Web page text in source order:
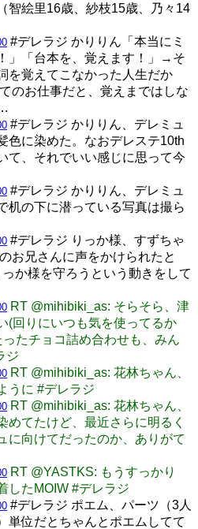
智絵里16歳、紗枝15歳、乃々14
#デレラジ かりりん「本当にミ
」「台本を、覚えます！」→そ
を覚えてこなかった人生だか
のお仕事だと、覚えまではしな
#デレラジ かりりん、デレミュ
色に染めた。なおデレステ10th
て、それでいい感じに思って今
#デレラジ かりりん、デレミュ
机の下に潜っている写真は撮ら
#デレラジ りっか様、すずちゃ
お兄さんに声をかけられたと
か様を守ろうという動きをして
RT @mihibiki_as: そらそら、津
(回りにいつも気を使ってるか
たチョコ詰め合わせも、みん
ジ
RT @mihibiki_as: 花林ちゃん、
うに #デレラジ
RT @mihibiki_as: 花林ちゃん、
めてたけど、最近さらに明るく
に向けてだったのか、ありがて
RT @YASTKS: もうすっかり
したMOIW #デレラジ
#デレラジ ポエム、パーツ（3人
単位だとちゃんとポエムしてて